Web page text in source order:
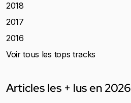
2018
2017
2016
Voir tous les tops tracks
Articles les + lus en 2026